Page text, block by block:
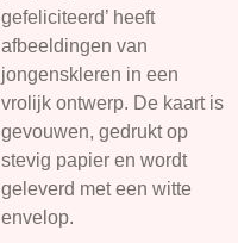
gefeliciteerd’ heeft
afbeeldingen van
jongenskleren in een
vrolijk ontwerp. De kaart is
gevouwen, gedrukt op
stevig papier en wordt
geleverd met een witte
envelop.